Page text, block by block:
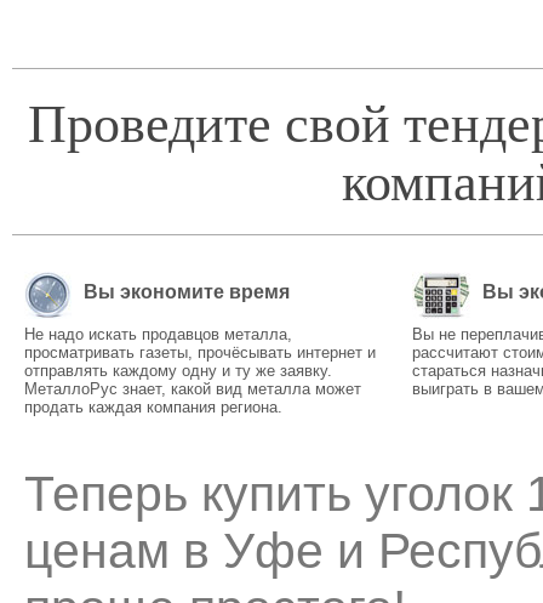
Проведите свой
Вы экономите время
Не надо искать продавцов металла,
просматривать газеты, прочёсывать интернет и
отправлять каждому одну и ту же заявку.
МеталлоРус знает, какой вид металла может
продать каждая компания региона.
Вы
Вы не
рассчитают
стараться
выиграть в
Теперь купить
ценам в Уфе и